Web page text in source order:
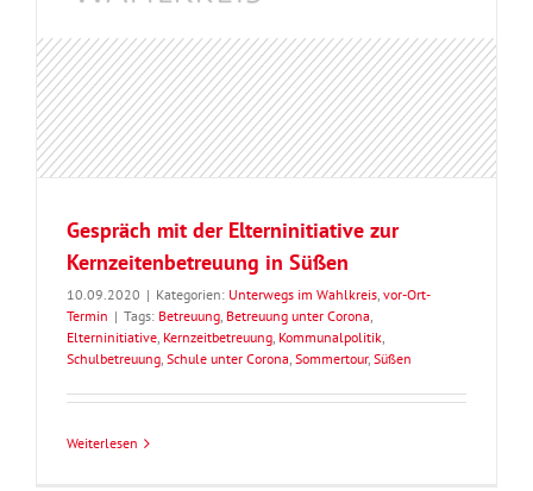
Gespräch mit der Elterninitiative zur
Kernzeitenbetreuung in Süßen
10.09.2020 | Kategorien: Unterwegs im Wahlkreis, vor-Ort-
Termin | Tags: Betreuung, Betreuung unter Corona,
Elterninitiative, Kernzeitbetreuung, Kommunalpolitik,
Schulbetreuung, Schule unter Corona, Sommertour, Süßen
Weiterlesen